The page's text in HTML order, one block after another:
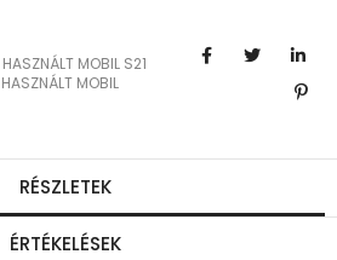
HASZNÁLT MOBIL S21
HASZNÁLT MOBIL
RÉSZLETEK
ÉRTÉKELÉSEK